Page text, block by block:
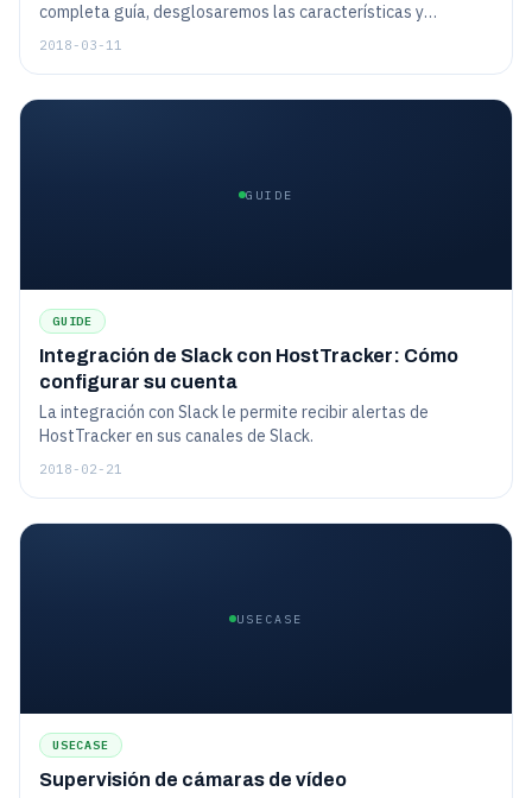
completa guía, desglosaremos las características y
especificaciones importantes para que pueda realizar una
proyector y cámara una vez que lo haya comprado.
2018-03-11
GUIDE
GUIDE
Integración de Slack con HostTracker: Cómo
configurar su cuenta
La integración con Slack le permite recibir alertas de
HostTracker en sus canales de Slack.
2018-02-21
USECASE
USECASE
Supervisión de cámaras de vídeo